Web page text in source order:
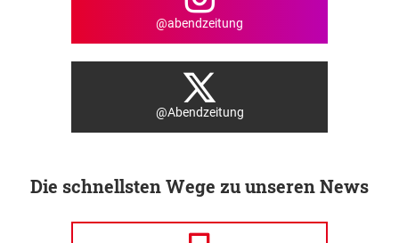
@abendzeitung
@Abendzeitung
Die schnellsten Wege zu unseren News